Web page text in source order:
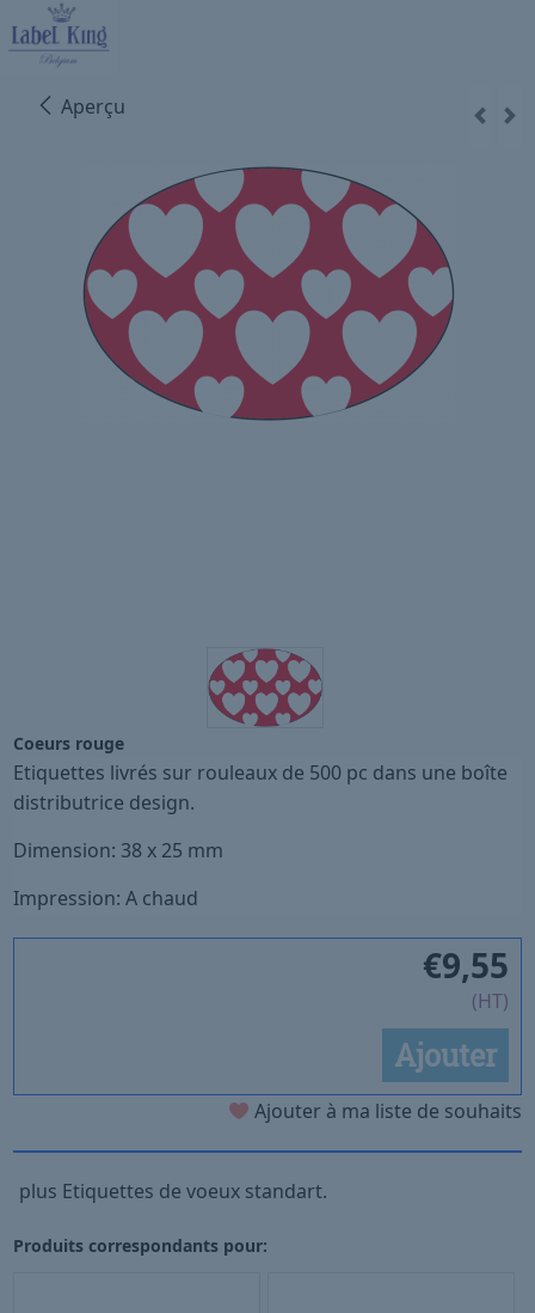
Aperçu
Coeurs rouge
Etiquettes livrés sur rouleaux de 500 pc dans une boîte
distributrice design.
Dimension: 38 x 25 mm
Impression: A chaud
€9,55
(HT)
Ajouter
Ajouter à ma liste de souhaits
plus Etiquettes de voeux standart.
Produits correspondants pour: